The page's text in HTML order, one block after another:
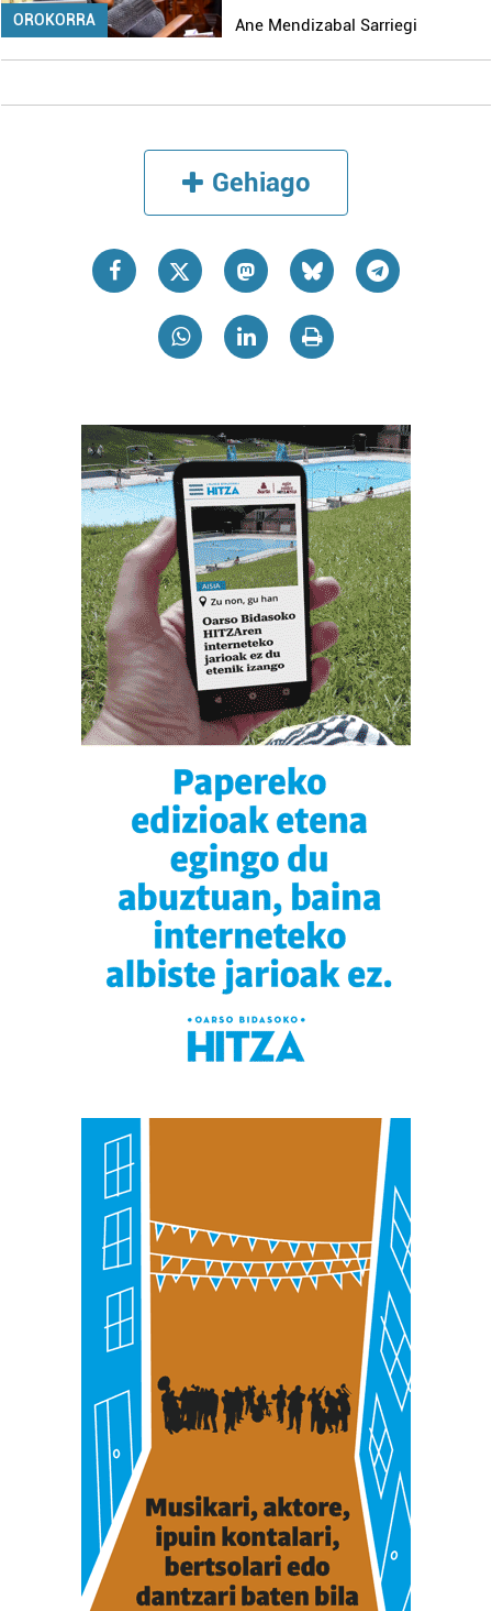
OROKORRA Ane Mendizabal Sarriegi
Gehiago